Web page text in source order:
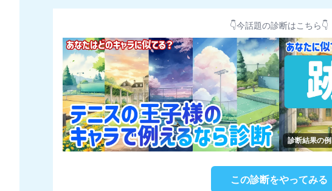
👇今話題の診断はこちら👇
診断結果の例
この診断をやってみる